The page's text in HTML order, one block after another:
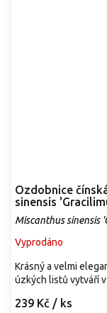
Ozdobnice
sinensis
Miscanthus sinensis
Vyprodáno
239 Kč / ks
Krásný a velmi
úzkých listů vytváří